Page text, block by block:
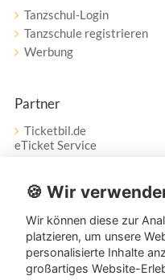
Tanzschul-Login
Tanzschule registrieren
Werbung
Partner
Ticketbil.de
eTicket Service
Vertrag widerrufen
Service
Unser Tanzpartner-Service
🍪 Wir
Wir können diese zur
platzieren, um unsere
personalisierte Inhalte
großartiges Website-